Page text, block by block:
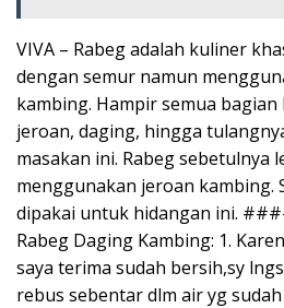
VIVA – Rabeg adalah kuliner
dengan semur namun
kambing. Hampir semua
jeroan, daging, hingga
masakan ini. Rabeg sebetulnya
menggunakan jeroan kambing.
dipakai untuk hidangan ini.
Rabeg Daging Kambing: 1.
saya terima sudah bersih,sy
rebus sebentar dlm air yg